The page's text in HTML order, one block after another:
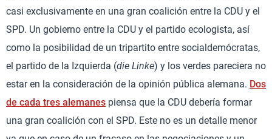
casi exclusivamente en una gran coalición entre la CDU y el
SPD. Un gobierno entre la CDU y el partido ecologista, así
como la posibilidad de un tripartito entre socialdemócratas,
el partido de la Izquierda (die Linke) y los verdes pareciera no
estar en la consideración de la opinión pública alemana. Dos
de cada tres alemanes piensa que la CDU debería formar
una gran coalición con el SPD. Este no es un detalle menor